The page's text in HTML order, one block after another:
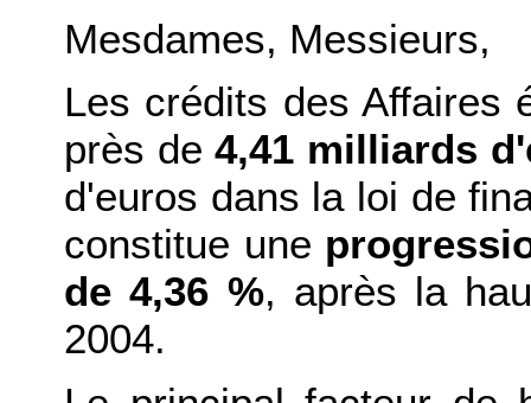
Mesdames, Messieurs,
Les crédits des Affaires
près de4,41 milliards
d'euros dans la loi de
constitue une
de 4,36 %, après la
2004.